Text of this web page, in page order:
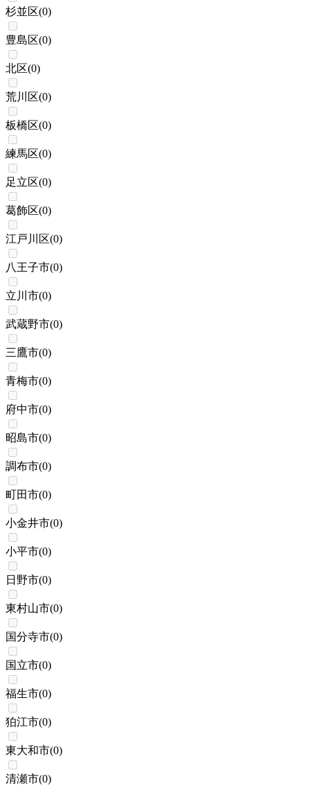
杉並区(0)
豊島区(0)
北区(0)
荒川区(0)
板橋区(0)
練馬区(0)
足立区(0)
葛飾区(0)
江戸川区(0)
八王子市(0)
立川市(0)
武蔵野市(0)
三鷹市(0)
青梅市(0)
府中市(0)
昭島市(0)
調布市(0)
町田市(0)
小金井市(0)
小平市(0)
日野市(0)
東村山市(0)
国分寺市(0)
国立市(0)
福生市(0)
狛江市(0)
東大和市(0)
清瀬市(0)